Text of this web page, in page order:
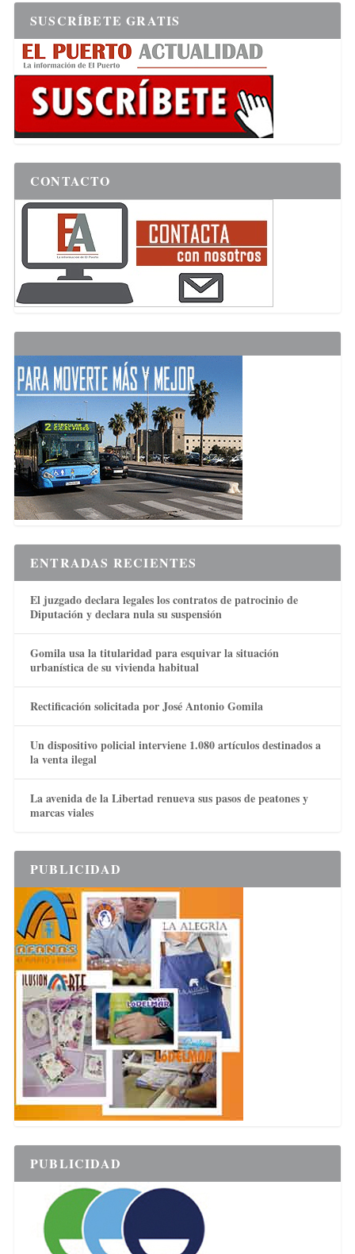
SUSCRÍBETE GRATIS
CONTACTO
ENTRADAS RECIENTES
El juzgado declara legales los contratos de patrocinio de
Diputación y declara nula su suspensión
Gomila usa la titularidad para esquivar la situación
urbanística de su vivienda habitual
Rectificación solicitada por José Antonio Gomila
Un dispositivo policial interviene 1.080 artículos destinados a
la venta ilegal
La avenida de la Libertad renueva sus pasos de peatones y
marcas viales
PUBLICIDAD
PUBLICIDAD